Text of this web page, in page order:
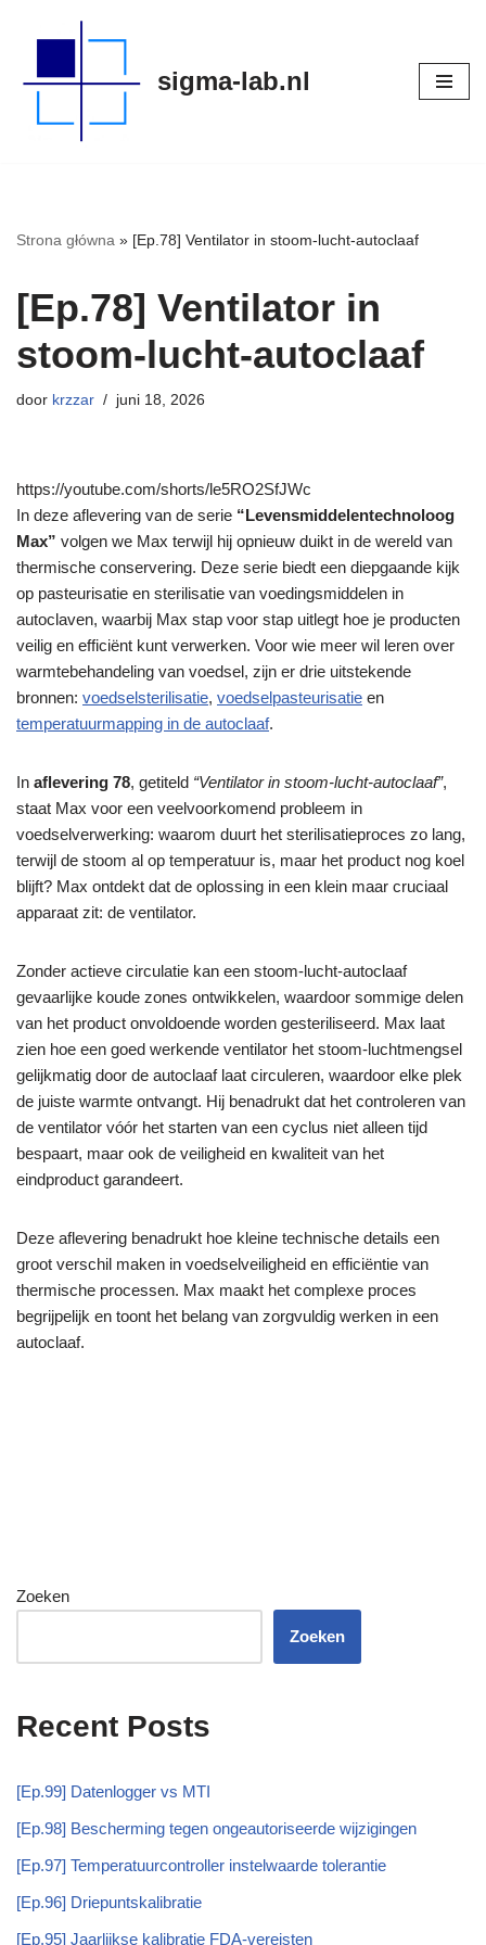
naar
sigma-lab.nl
Strona główna » [Ep.78] Ventilator in stoom-lucht-autoclaaf
[Ep.78] Ventilator in
stoom-lucht-autoclaaf
door krzzar juni 18, 2026
https://youtube.com/shorts/le5RO2SfJWc
In deze aflevering van de serie “Levensmiddelentechnoloog
Max” volgen we Max terwijl hij opnieuw duikt in de wereld van
thermische conservering. Deze serie biedt een diepgaande kijk
op pasteurisatie en sterilisatie van voedingsmiddelen in
autoclaven, waarbij Max stap voor stap uitlegt hoe je producten
veilig en efficiënt kunt verwerken. Voor wie meer wil leren over
warmtebehandeling van voedsel, zijn er drie uitstekende
bronnen: voedselsterilisatie, voedselpasteurisatie en
temperatuurmapping in de autoclaaf.
In aflevering 78, getiteld “Ventilator in stoom-lucht-autoclaaf”,
staat Max voor een veelvoorkomend probleem in
voedselverwerking: waarom duurt het sterilisatieproces zo lang,
terwijl de stoom al op temperatuur is, maar het product nog koel
blijft? Max ontdekt dat de oplossing in een klein maar cruciaal
apparaat zit: de ventilator.
Zonder actieve circulatie kan een stoom-lucht-autoclaaf
gevaarlijke koude zones ontwikkelen, waardoor sommige delen
van het product onvoldoende worden gesteriliseerd. Max laat
zien hoe een goed werkende ventilator het stoom-luchtmengsel
gelijkmatig door de autoclaaf laat circuleren, waardoor elke plek
de juiste warmte ontvangt. Hij benadrukt dat het controleren van
de ventilator vóór het starten van een cyclus niet alleen tijd
bespaart, maar ook de veiligheid en kwaliteit van het
eindproduct garandeert.
Deze aflevering benadrukt hoe kleine technische details een
groot verschil maken in voedselveiligheid en efficiëntie van
thermische processen. Max maakt het complexe proces
begrijpelijk en toont het belang van zorgvuldig werken in een
autoclaaf.
Zoeken
Zoeken
Recent Posts
[Ep.99] Datenlogger vs MTI
[Ep.98] Bescherming tegen ongeautoriseerde wijzigingen
[Ep.97] Temperatuurcontroller instelwaarde tolerantie
[Ep.96] Driepuntskalibratie
[Ep.95] Jaarlijkse kalibratie FDA-vereisten